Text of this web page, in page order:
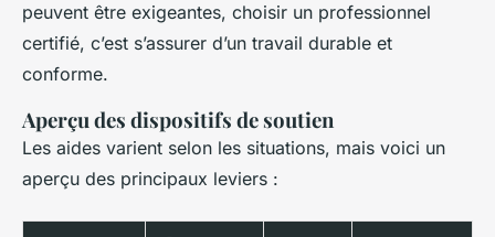
peuvent être exigeantes, choisir un professionnel
certifié, c’est s’assurer d’un travail durable et
conforme.
Aperçu des dispositifs de soutien
Les aides varient selon les situations, mais voici un
aperçu des principaux leviers :